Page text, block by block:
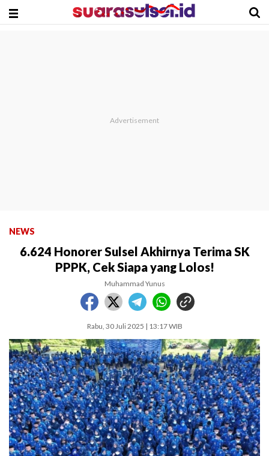
NEWS
6.624 Honorer Sulsel Akhirnya Terima SK
PPPK, Cek Siapa yang Lolos!
Muhammad Yunus
Rabu, 30 Juli 2025 | 13:17 WIB